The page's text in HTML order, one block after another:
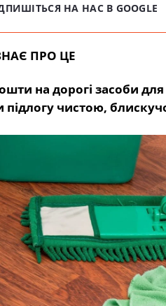
НА НАС В GOOGLE
ПРО ЦЕ
на дорогі засоби
чистою,